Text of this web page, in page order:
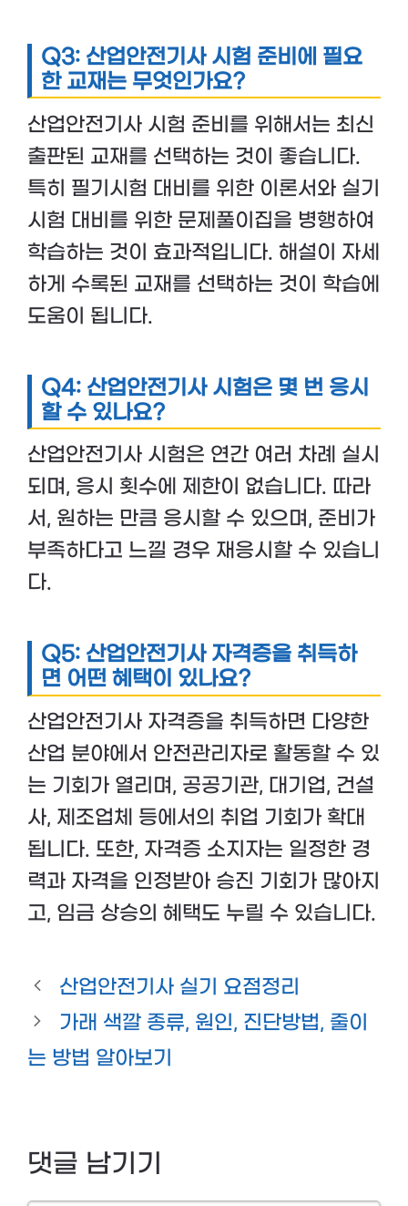
Q3: 산업안전기사 시험 준비에 필요
한 교재는 무엇인가요?
산업안전기사 시험 준비를 위해서는 최신
출판된 교재를 선택하는 것이 좋습니다.
특히 필기시험 대비를 위한 이론서와 실기
시험 대비를 위한 문제풀이집을 병행하여
학습하는 것이 효과적입니다. 해설이 자세
하게 수록된 교재를 선택하는 것이 학습에
도움이 됩니다.
Q4: 산업안전기사 시험은 몇 번 응시
할 수 있나요?
산업안전기사 시험은 연간 여러 차례 실시
되며, 응시 횟수에 제한이 없습니다. 따라
서, 원하는 만큼 응시할 수 있으며, 준비가
부족하다고 느낄 경우 재응시할 수 있습니
다.
Q5: 산업안전기사 자격증을 취득하
면 어떤 혜택이 있나요?
산업안전기사 자격증을 취득하면 다양한
산업 분야에서 안전관리자로 활동할 수 있
는 기회가 열리며, 공공기관, 대기업, 건설
사, 제조업체 등에서의 취업 기회가 확대
됩니다. 또한, 자격증 소지자는 일정한 경
력과 자격을 인정받아 승진 기회가 많아지
고, 임금 상승의 혜택도 누릴 수 있습니다.
산업안전기사 실기 요점정리
가래 색깔 종류, 원인, 진단방법, 줄이
는 방법 알아보기
댓글 남기기